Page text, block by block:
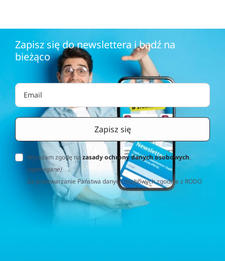
Zapisz się do newslettera i bądź na
bieżąco
Wyrażam zgodę nazasady ochrony danych osobowych.
(wymagane)
Za przetwarzanie Państwa danych osobowych zgodnie z RODO
(Rozporządzenie o Ochronie Danych Osobowych) odpowiedzialna
jest firma Home&Decor Sp. z o.o., Instalatorów 17/108, 02-237
Warszawa, Polska, NIP: PL5223059837 („Administrator”). W